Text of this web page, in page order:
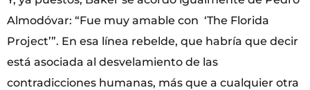
Almodóvar: “Fue muy amable con ‘The Florida
Project’”. En esa línea rebelde, que habría que decir
está asociada al desvelamiento de las
contradicciones humanas, más que a cualquier otra